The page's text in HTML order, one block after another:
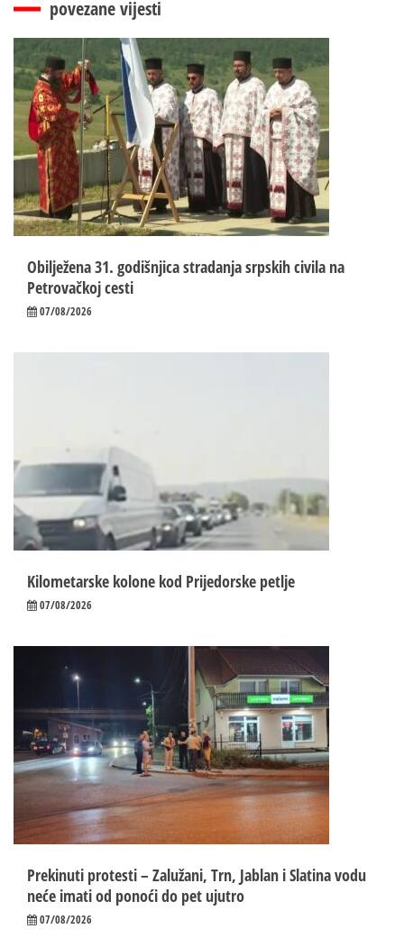
povezane vijesti
Obilježena 31. godišnjica stradanja srpskih civila na
Petrovačkoj cesti
07/08/2026
Kilometarske kolone kod Prijedorske petlje
07/08/2026
Prekinuti protesti – Zalužani, Trn, Jablan i Slatina vodu
neće imati od ponoći do pet ujutro
07/08/2026